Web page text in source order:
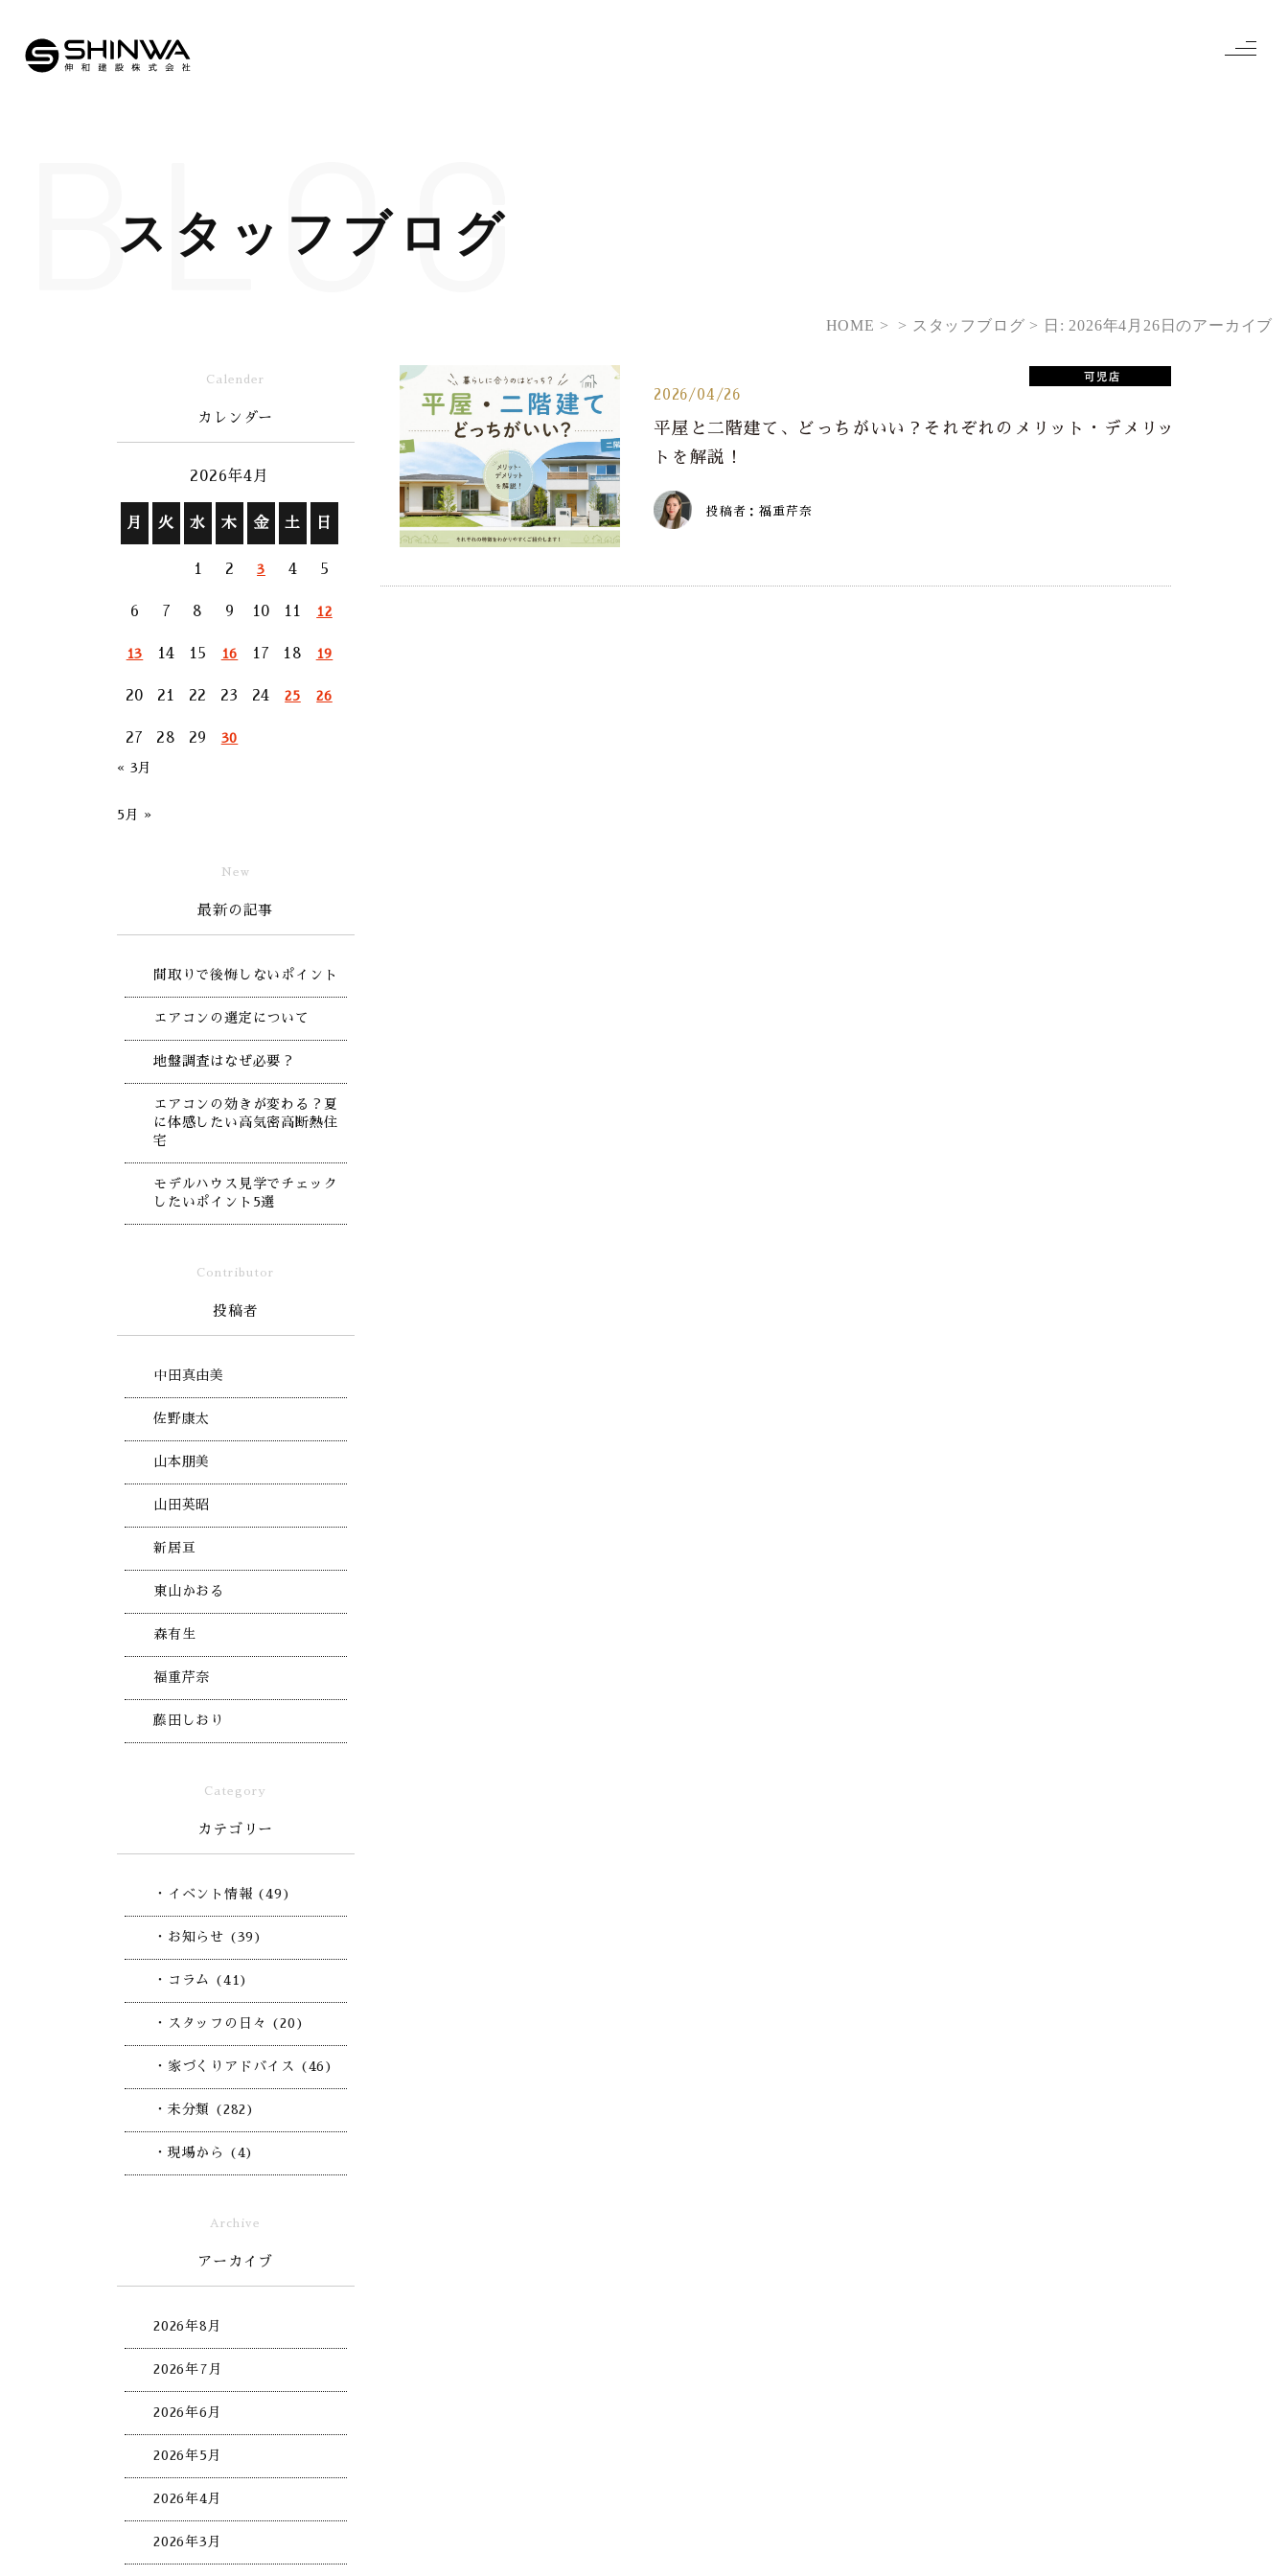
BLOG
スタッフブログ
HOME > スタッフブログ 日: 2026年4月26日のアーカイブ
Calender
カレンダー
2026年4月
月 火 水 木 金 土 日
1 2 3 4 5
6 7 8 9 10 11 12
13 14 15 16 17 18 19
20 21 22 23 24 25 26
27 28 29 30
« 3月
5月 »
New
最新の記事
間取りで後悔しないポイント
エアコンの選定について
地盤調査はなぜ必要？
エアコンの効きが変わる？夏
に体感したい高気密高断熱住
宅
モデルハウス見学でチェック
したいポイント5選
Contributor
投稿者
中田真由美
佐野康太
山本朋美
山田英昭
新居亘
東山かおる
森有生
福重芹奈
藤田しおり
Category
カテゴリー
・イベント情報 (49)
・お知らせ (39)
・コラム (41)
・スタッフの日々 (20)
・家づくりアドバイス (46)
・未分類 (282)
・現場から (4)
Archive
アーカイブ
2026年8月
2026年7月
2026年6月
2026年5月
2026年4月
2026年3月
2026/04/26
平屋と二階建て、どっちがいい？それぞれのメリット・デメリッ
トを解説！
投稿者：福重芹奈